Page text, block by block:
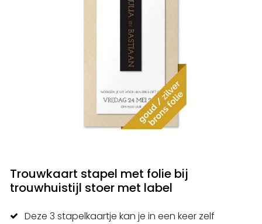
Trouwkaart stapel met folie bij
trouwhuistijl stoer met label
Deze 3 stapelkaartje kan je in een keer zelf